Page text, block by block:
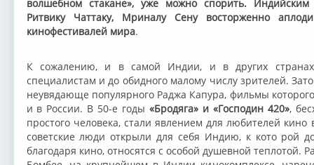
волшебном стакане», уже можно спорить.
Ритвику Чаттаку, Мриналу Сену восторженно
кинофестивалей мира.
К сожалению, и в самой Индии, и в других
специалистам и до обидного малому числу зрителей.
неувядающе популярного Раджа Капура, фильмы
и в России. В 50-е годы«Бродяга» и «Господин 420»,
простого человека, стали явлением для любителей
советские люди открыли для себя Индию, к кото рой
благодаря кино, относятся с особой душевной теплотой.